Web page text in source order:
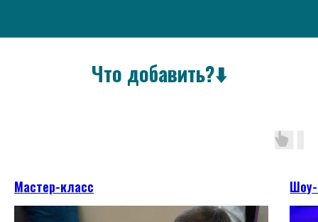
Что добавить?⬇️
Мастер-класс